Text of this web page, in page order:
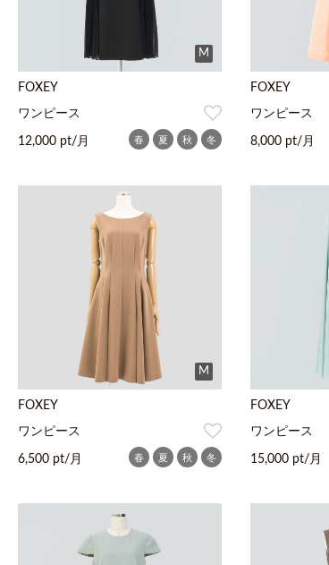
M
FOXEY
ワンピース
12,000 pt/月 春 夏 秋 冬
FOXEY
ワンピース
8,000 pt/月
M
FOXEY
ワンピース
6,500 pt/月 春 夏 秋 冬
FOXEY
ワンピース
15,000 pt/月